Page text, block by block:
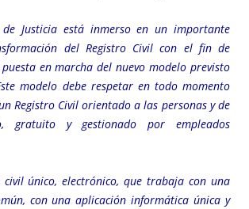
Justicia está inmerso en un importante
del Registro Civil con el fin de
en marcha del nuevo modelo previsto
modelo debe respetar en todo momento
Registro Civil orientado a las personas y de
gratuito y gestionado por empleados
único, electrónico, que trabaja con una
con una aplicación informática única y